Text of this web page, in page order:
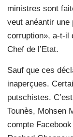
ministres sont
veut anéantir une
corruption», a-t-il
Chef de l’Etat.
Sauf que ces
inaperçues.
putschistes.
Tounès, Mohsen
compte